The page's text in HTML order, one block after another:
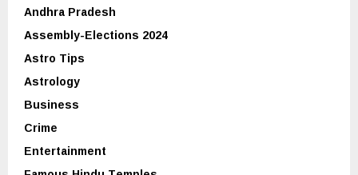
Andhra Pradesh
Assembly-Elections 2024
Astro Tips
Astrology
Business
Crime
Entertainment